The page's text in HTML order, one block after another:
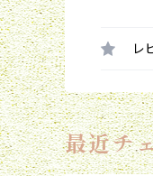
レ
最近チ